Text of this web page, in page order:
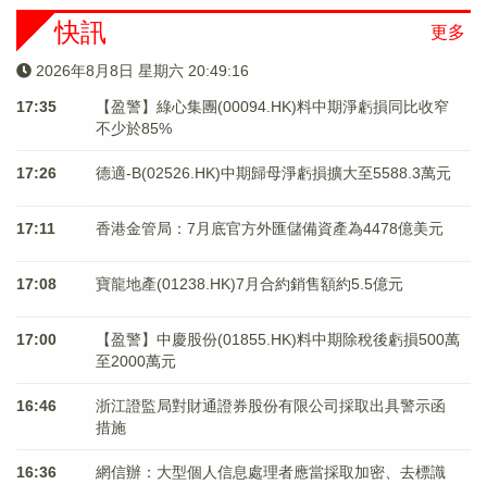
更多
快訊
2026年8月8日 星期六 20:49:16
17:35
【盈警】綠心集團(00094.HK)料中期淨虧損同比收窄
不少於85%
17:26 德適-B(02526.HK)中期歸母淨虧損擴大至5588.3萬元
17:11 香港金管局：7月底官方外匯儲備資產為4478億美元
17:08 寶龍地產(01238.HK)7月合約銷售額約5.5億元
17:00
【盈警】中慶股份(01855.HK)料中期除稅後虧損500萬
至2000萬元
16:46
浙江證監局對財通證券股份有限公司採取出具警示函
措施
16:36
網信辦：大型個人信息處理者應當採取加密、去標識